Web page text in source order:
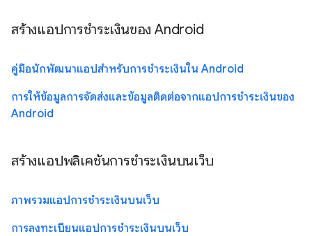
สร้างแอปการชำระเงินของ Android
คู่มือนักพัฒนาแอปสำหรับการชำระเงินใน Android
การให้ข้อมูลการจัดส่งและข้อมูลติดต่อจากแอปการชำระเงินของ
Android
สร้างแอปพลิเคชันการชำระเงินบนเว็บ
ภาพรวมแอปการชำระเงินบนเว็บ
การลงทะเบียนแอปการชำระเงินบนเว็บ